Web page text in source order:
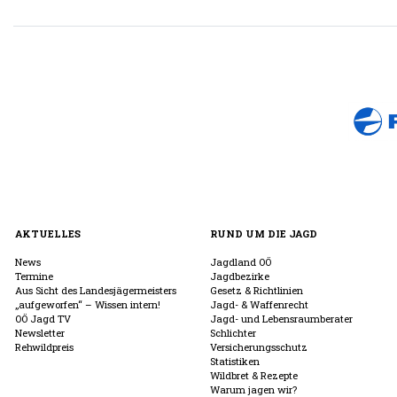
AKTUELLES
News
Termine
Aus Sicht des Landesjägermeisters
„aufgeworfen“ – Wissen intern!
OÖ Jagd TV
Newsletter
Rehwildpreis
RUND UM DIE JAGD
Jagdland OÖ
Jagdbezirke
Gesetz & Richtlinien
Jagd- & Waffenrecht
Jagd- und Lebensraumberater
Schlichter
Versicherungsschutz
Statistiken
Wildbret & Rezepte
Warum jagen wir?